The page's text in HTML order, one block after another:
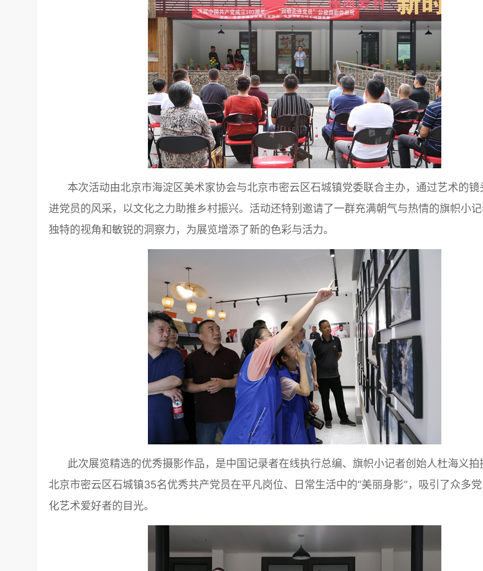
本次活动由北京市海淀区美术家协会与北京市密云区石城镇党委联合主办，通过艺术的镜
进党员的风采，以文化之力助推乡村振兴。活动还特别邀请了一群充满朝气与热情的旗帜小
独特的视角和敏锐的洞察力，为展览增添了新的色彩与活力。
此次展览精选的优秀摄影作品，是中国记录者在线执行总编、旗帜小记者创始人杜海义拍
北京市密云区石城镇35名优秀共产党员在平凡岗位、日常生活中的“美丽身影”，吸引了众多
化艺术爱好者的目光。